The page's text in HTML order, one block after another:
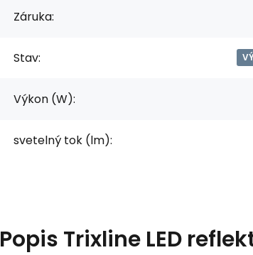
Záruka:
Stav:
Výkon (W):
svetelný tok (lm):
Popis Trixline LED